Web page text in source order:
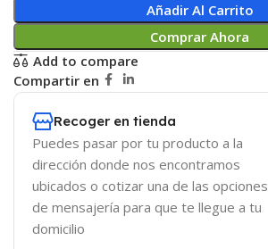
Añadir Al Carrito
Comprar Ahora
Add to compare
Compartir en
Recoger en tienda
Puedes pasar por tu producto a la
dirección donde nos encontramos
ubicados o cotizar una de las opciones
de mensajería para que te llegue a tu
domicilio